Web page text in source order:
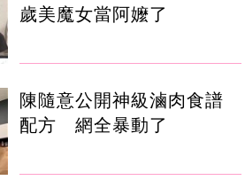
歲美魔女當阿嬤了
陳隨意公開神級滷肉食譜
配方 網全暴動了